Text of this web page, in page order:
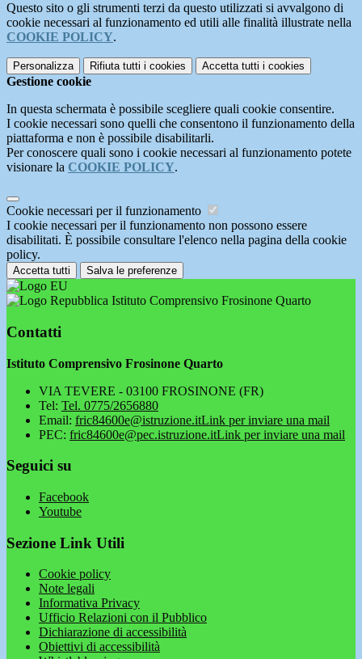
Questo sito o gli strumenti terzi da questo utilizzati si avvalgono di
cookie necessari al funzionamento ed utili alle finalità illustrate nella
COOKIE POLICY.
Personalizza Rifiuta tutti i cookies Accetta tutti i cookies
Gestione cookie
In questa schermata è possibile scegliere quali cookie consentire.
I cookie necessari sono quelli che consentono il funzionamento della
piattaforma e non è possibile disabilitarli.
Per conoscere quali sono i cookie necessari al funzionamento potete
visionare la COOKIE POLICY.
Cookie necessari per il funzionamento
I cookie necessari per il funzionamento non possono essere
disabilitati. È possibile consultare l'elenco nella pagina della cookie
policy.
Accetta tutti Salva le preferenze
Istituto Comprensivo Frosinone Quarto
Contatti
Istituto Comprensivo Frosinone Quarto
VIA TEVERE - 03100 FROSINONE (FR)
Tel: Tel. 0775/2656880
Email: fric84600e@istruzione.itLink per inviare una mail
PEC: fric84600e@pec.istruzione.itLink per inviare una mail
Seguici su
Facebook
Youtube
Sezione Link Utili
Cookie policy
Note legali
Informativa Privacy
Ufficio Relazioni con il Pubblico
Dichiarazione di accessibilità
Obiettivi di accessibilità